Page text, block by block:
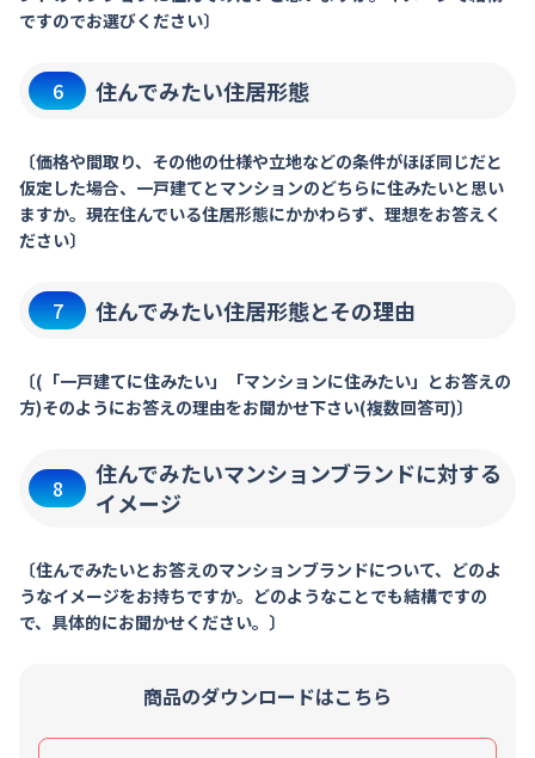
ですのでお選びください〕
6 住んでみたい住居形態
〔価格や間取り、その他の仕様や立地などの条件がほぼ同じだと
仮定した場合、一戸建てとマンションのどちらに住みたいと思い
ますか。現在住んでいる住居形態にかかわらず、理想をお答えく
ださい〕
7 住んでみたい住居形態とその理由
〔(「一戸建てに住みたい」「マンションに住みたい」とお答えの
方)そのようにお答えの理由をお聞かせ下さい(複数回答可)〕
8
住んでみたいマンションブランドに対する
イメージ
〔住んでみたいとお答えのマンションブランドについて、どのよ
うなイメージをお持ちですか。どのようなことでも結構ですの
で、具体的にお聞かせください。〕
商品のダウンロードはこちら